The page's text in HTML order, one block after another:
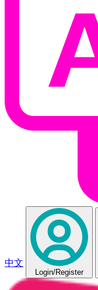
中文
Login/Register